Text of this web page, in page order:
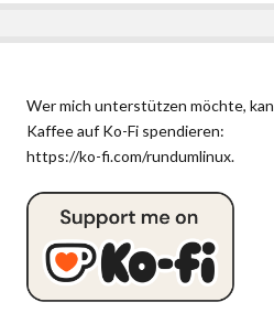
Wer mich unterstützen möchte,
Kaffee auf Ko-Fi spendieren:
https://ko-fi.com/rundumlinux.